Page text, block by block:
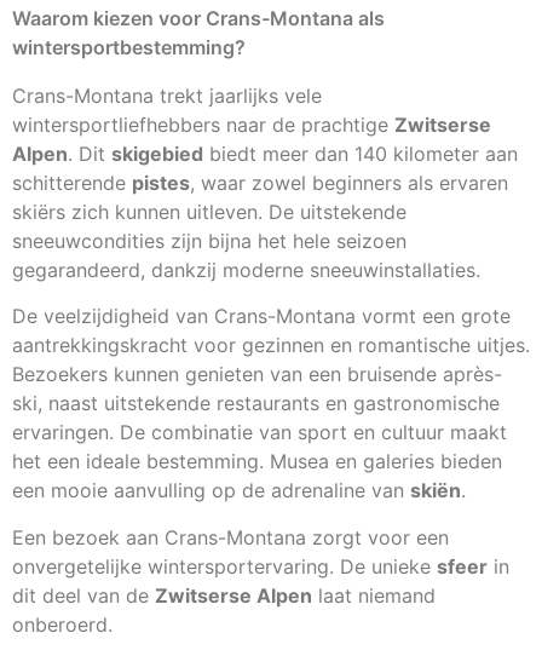
Waarom kiezen voor Crans-Montana als
wintersportbestemming?
Crans-Montana trekt jaarlijks vele
wintersportliefhebbers naar de prachtige Zwitserse
Alpen. Dit skigebied biedt meer dan 140 kilometer aan
schitterende pistes, waar zowel beginners als ervaren
skiërs zich kunnen uitleven. De uitstekende
sneeuwcondities zijn bijna het hele seizoen
gegarandeerd, dankzij moderne sneeuwinstallaties.
De veelzijdigheid van Crans-Montana vormt een grote
aantrekkingskracht voor gezinnen en romantische uitjes.
Bezoekers kunnen genieten van een bruisende après-
ski, naast uitstekende restaurants en gastronomische
ervaringen. De combinatie van sport en cultuur maakt
het een ideale bestemming. Musea en galeries bieden
een mooie aanvulling op de adrenaline van skiën.
Een bezoek aan Crans-Montana zorgt voor een
onvergetelijke wintersportervaring. De unieke sfeer in
dit deel van de Zwitserse Alpen laat niemand
onberoerd.